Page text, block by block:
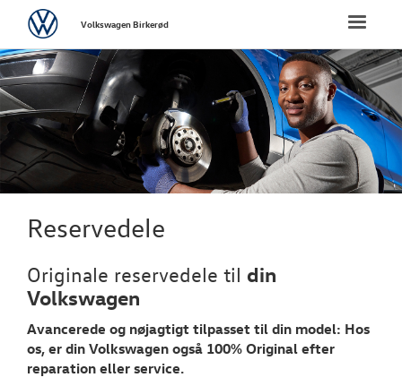
FORSIDE
NYE
BRUGTE BILER
RESERVEDELE
Toggle
VolkswagenVolkswagen Birkerød
Reservedele
Originale reservedele til din
Volkswagen
Avancerede og nøjagtigt tilpasset til din model: Hos
os, er din Volkswagen også 100% Original efter
reparation eller service.